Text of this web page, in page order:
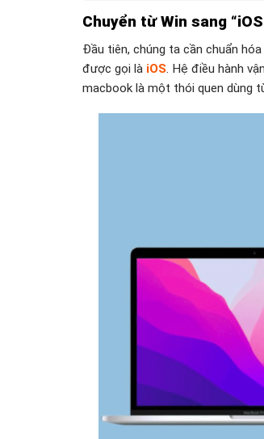
Chuyển từ Win sang
Đầu tiên, chúng ta cần chuẩn
được gọi là iOS. Hệ điều hành
macbook là một thói quen dùng